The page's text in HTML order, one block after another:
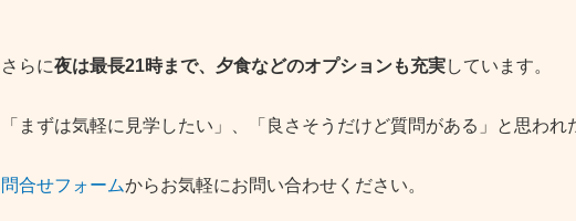
さらに夜は最長21時まで、夕食などのオプションも充実しています。
「まずは気軽に見学したい」、「良さそうだけど質問がある」と思われ
問合せフォームからお気軽にお問い合わせください。